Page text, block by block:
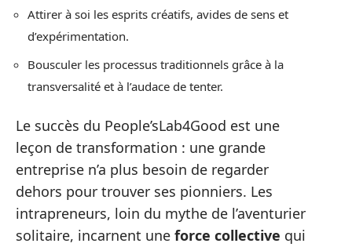
Attirer à soi les esprits créatifs, avides de sens et
d’expérimentation.
Bousculer les processus traditionnels grâce à la
transversalité et à l’audace de tenter.
Le succès du People’sLab4Good est une
leçon de transformation : une grande
entreprise n’a plus besoin de regarder
dehors pour trouver ses pionniers. Les
intrapreneurs, loin du mythe de l’aventurier
solitaire, incarnent une force collective qui